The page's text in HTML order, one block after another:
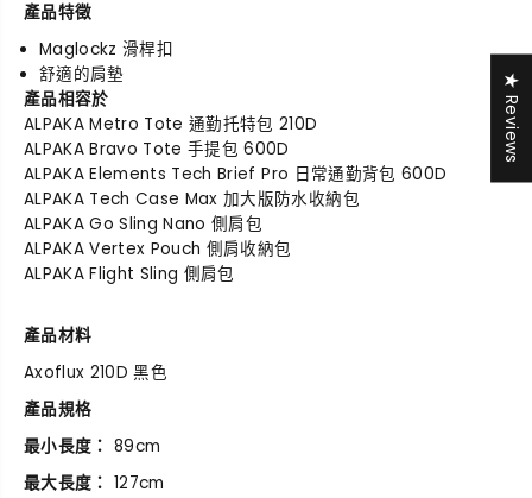
o
u
l
d
e
r
S
t
r
a
p
肩
u
l
e
S
t
r
a
p
肩
產品特徵
Maglockz 滑桿扣
舒適的肩墊
產品相容於
ALPAKA Metro Tote 通勤托特包 210D
ALPAKA Bravo Tote 手提包 600D
ALPAKA Elements Tech Brief Pro 日常通勤背包 600D
ALPAKA Tech Case Max 加大版防水收納包
ALPAKA Go Sling Nano 側肩包
ALPAKA Vertex Pouch 側肩收納包
ALPAKA Flight Sling 側肩包
產品材料
Axoflux 210D 黑色
產品規格
最小長度： 89cm
最大長度： 127cm
★ Reviews